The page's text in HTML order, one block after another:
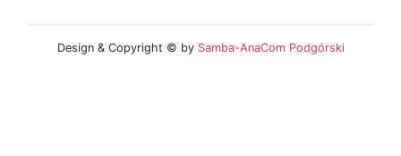
Design & Copyright © by Samba-AnaCom Podgórski